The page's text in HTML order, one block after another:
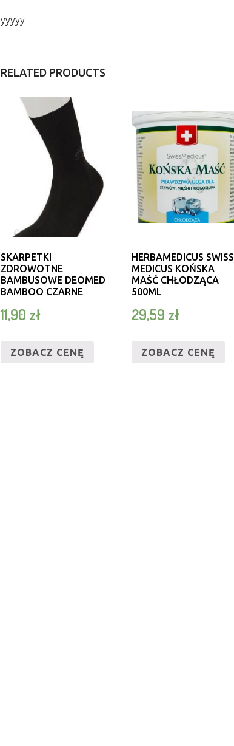
yyyyy
RELATED PRODUCTS
SKARPETKI
ZDROWOTNE
BAMBUSOWE DEOMED
BAMBOO CZARNE
11,90 zł
ZOBACZ CENĘ
HERBAMEDICUS SWISS
MEDICUS KOŃSKA
MAŚĆ CHŁODZĄCA
500ML
29,59 zł
ZOBACZ CENĘ